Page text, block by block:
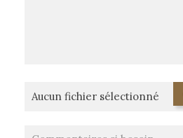
Aucun fichier sélectionné